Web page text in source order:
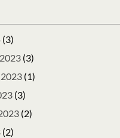
(3)
(3)
(1)
(3)
(2)
(2)